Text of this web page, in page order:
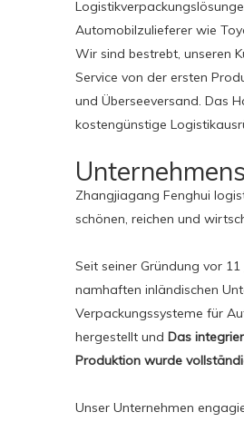
Automobilzulieferer wie
Wir sind bestrebt, unseren
Service von der ersten
und Überseeversand. Das
kostengünstige
Zhangjiagang Fenghui
schönen, reichen und
Seit seiner Gründung vor
namhaften inländischen
Verpackungssysteme für
hergestellt und Das
Produktion wurde
Unser Unternehmen